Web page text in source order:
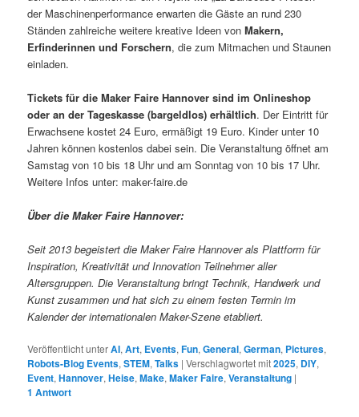
der Maschinenperformance erwarten die Gäste an rund 230
Ständen zahlreiche weitere kreative Ideen vonMakern,
Erfinderinnen und Forschern, die zum Mitmachen und Staunen
einladen.
Tickets für die Maker Faire Hannover sind im Onlineshop
oder an der Tageskasse (bargeldlos) erhältlich. Der Eintritt für
Erwachsene kostet 24 Euro, ermäßigt 19 Euro. Kinder unter 10
Jahren können kostenlos dabei sein. Die Veranstaltung öffnet am
Samstag von 10 bis 18 Uhr und am Sonntag von 10 bis 17 Uhr.
Weitere Infos unter: maker-faire.de
Über die Maker Faire Hannover:
Seit 2013 begeistert die Maker Faire Hannover als Plattform für
Inspiration, Kreativität und Innovation Teilnehmer aller
Altersgruppen. Die Veranstaltung bringt Technik, Handwerk und
Kunst zusammen und hat sich zu einem festen Termin im
Kalender der internationalen Maker-Szene etabliert.
Veröffentlicht unterAI,Art, Events,Fun,General,German, Pictures,
Robots-Blog Events,STEM,Talks |Verschlagwortet mit2025, DIY,
Event,Hannover,Heise,Make,Maker Faire,Veranstaltung |
1 Antwort